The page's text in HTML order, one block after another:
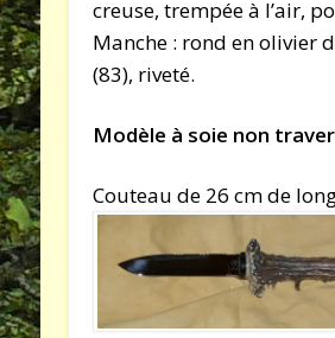
creuse, trempée à l’air,
Manche : rond en olivier
(83), riveté.
Modèle à soie non
Couteau de 26 cm de